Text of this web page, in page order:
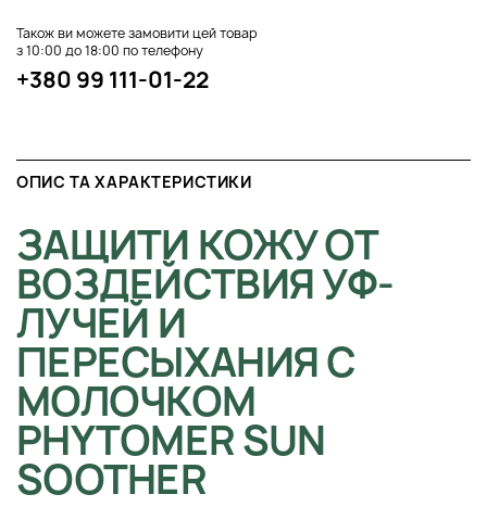
Також ви можете замовити цей товар
з 10:00 до 18:00 по телефону
+380 99 111-01-22
ОПИС ТА ХАРАКТЕРИСТИКИ
ЗАЩИТИ КОЖУ ОТ
ВОЗДЕЙСТВИЯ УФ-
ЛУЧЕЙ И
ПЕРЕСЫХАНИЯ С
МОЛОЧКОМ
PHYTOMER SUN
SOOTHER